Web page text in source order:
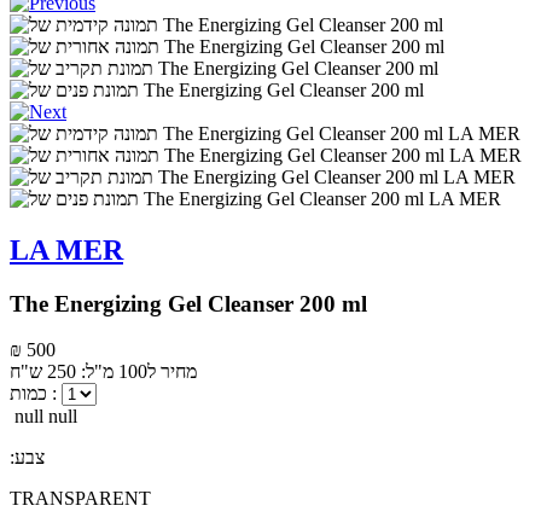
LA MER
The Energizing Gel Cleanser 200 ml
₪ 500
מחיר ל100 מ"ל: 250 ש"ח
כמות :
null null
:צבע
TRANSPARENT